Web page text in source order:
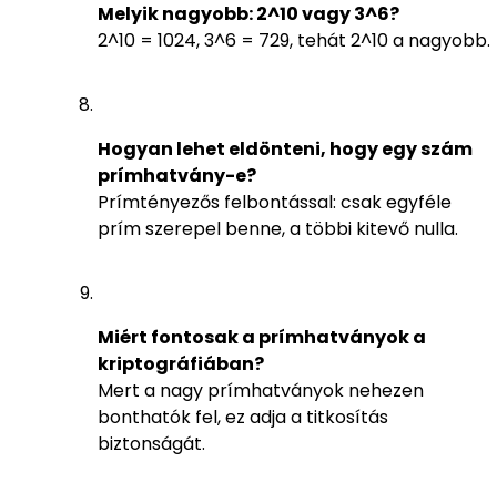
Melyik nagyobb: 2^10 vagy 3^6?
2^10 = 1024, 3^6 = 729, tehát 2^10 a nagyobb.
Hogyan lehet eldönteni, hogy egy szám
prímhatvány-e?
Prímtényezős felbontással: csak egyféle
prím szerepel benne, a többi kitevő nulla.
Miért fontosak a prímhatványok a
kriptográfiában?
Mert a nagy prímhatványok nehezen
bonthatók fel, ez adja a titkosítás
biztonságát.